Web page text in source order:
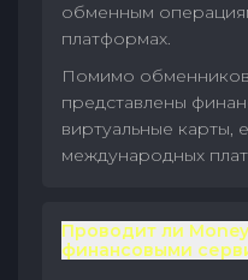
обменным
платформах.
Помимо
представлены
виртуальные карты,
международных
Проводит ли
финансовыми